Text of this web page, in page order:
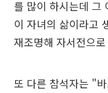
를 많이 하시는데 그
이 자녀의 삶이라고
재조명해 자서전으
또 다른 참석자는 "